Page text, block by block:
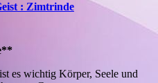
: Zimtrinde
es wichtig Körper, Seele und